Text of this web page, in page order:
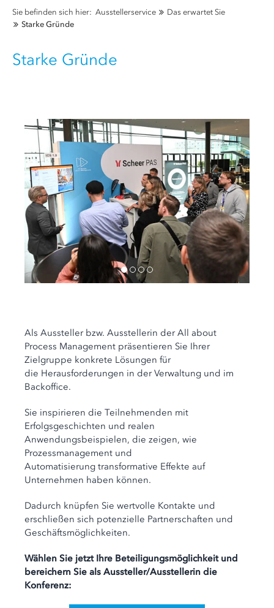
Sie befinden sich hier: Ausstellerservice
Das erwartet Sie
Starke Gründe
Starke Gründe
Als Aussteller bzw. Ausstellerin der All about
Process Management präsentieren Sie Ihrer
Zielgruppe konkrete Lösungen für
die Herausforderungen in der Verwaltung und im
Backoffice.
Sie inspirieren die Teilnehmenden mit
Erfolgsgeschichten und realen
Anwendungsbeispielen, die zeigen, wie
Prozessmanagement und
Automatisierung transformative Effekte auf
Unternehmen haben können.
Dadurch knüpfen Sie wertvolle Kontakte und
erschließen sich potenzielle Partnerschaften und
Geschäftsmöglichkeiten.
Wählen Sie jetzt Ihre Beteiligungsmöglichkeit und
bereichern Sie als Aussteller/Ausstellerin die
Konferenz: